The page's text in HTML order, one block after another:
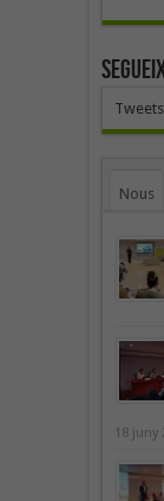
Nous
18 juny